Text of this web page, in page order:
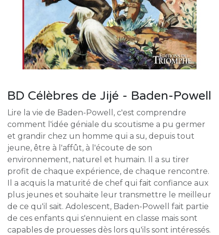
BD Célèbres de Jijé - Baden-Powell
Lire la vie de Baden-Powell, c'est comprendre
comment l'idée géniale du scoutisme a pu germer
et grandir chez un homme qui a su, depuis tout
jeune, être à l'affût, à l'écoute de son
environnement, naturel et humain. Il a su tirer
profit de chaque expérience, de chaque rencontre.
Il a acquis la maturité de chef qui fait confiance aux
plus jeunes et souhaite leur transmettre le meilleur
de ce qu'il sait. Adolescent, Baden-Powell fait partie
de ces enfants qui s'ennuient en classe mais sont
capables de prouesses dès lors qu'ils sont intéressés.